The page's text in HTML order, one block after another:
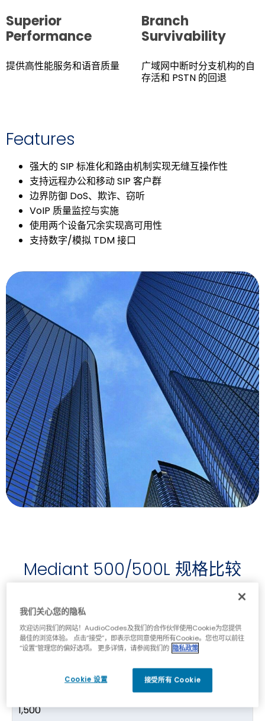
Superior
Performance
提供高性能服务和语音质量
Branch
Survivability
广域网中断时分支机构的自
存活和 PSTN 的回退
Features
强大的 SIP 标准化和路由机制实现无缝互操作性
支持远程办公和移动 SIP 客户群
边界防御 DoS、欺诈、窃听
VoIP 质量监控与实施
使用两个设备冗余实现高可用性
支持数字/模拟 TDM 接口
Mediant 500/500L 规格比较
Mediant 500
1,500
我们关心您的隐私
欢迎访问我们的网站！AudioCodes及我们的合作伙伴使用Cookie为您提供
最佳的浏览体验。 点击“接受”，即表示您同意使用所有Cookie。您也可以前往
“设置”管理您的偏好选项。 更多详情，请参阅我们的 隐私政策
Cookie 设置 接受所有 Cookie